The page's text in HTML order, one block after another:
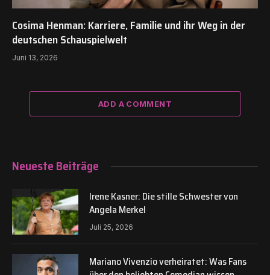
Cosima Henman: Karriere, Familie und ihr Weg in der
deutschen Schauspielwelt
Juni 13, 2026
ADD A COMMENT
Neueste Beiträge
Irene Kasner: Die stille Schwester von
Angela Merkel
Juli 25, 2026
Mariano Vivenzio verheiratet: Was Fans